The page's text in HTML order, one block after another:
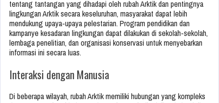
tentang tantangan yang dihadapi oleh rubah Arktik dan pentingnya
lingkungan Arktik secara keseluruhan, masyarakat dapat lebih
mendukung upaya-upaya pelestarian. Program pendidikan dan
kampanye kesadaran lingkungan dapat dilakukan di sekolah-sekolah,
lembaga penelitian, dan organisasi konservasi untuk menyebarkan
informasi ini secara luas.
Interaksi dengan Manusia
Di beberapa wilayah, rubah Arktik memiliki hubungan yang kompleks